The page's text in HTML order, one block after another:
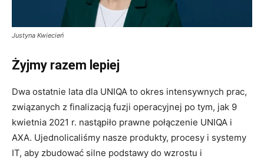
Justyna Kwiecień
Żyjmy razem lepiej
Dwa ostatnie lata dla UNIQA to okres intensywnych prac,
związanych z finalizacją fuzji operacyjnej po tym, jak 9
kwietnia 2021 r. nastąpiło prawne połączenie UNIQA i
AXA. Ujednolicaliśmy nasze produkty, procesy i systemy
IT, aby zbudować silne podstawy do wzrostu i